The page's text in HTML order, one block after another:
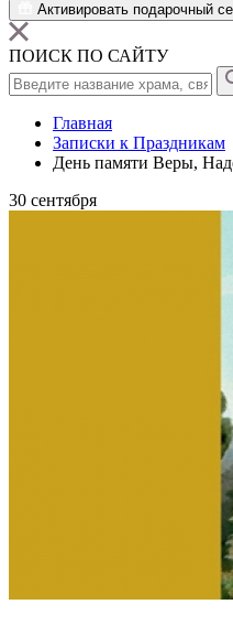
Активировать подарочный
ПОИСК ПО САЙТУ
Главная
Записки к Праздникам
День памяти Веры,
30 сентября